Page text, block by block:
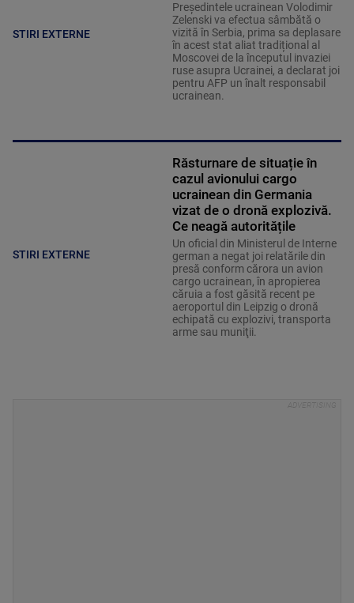
STIRI EXTERNE
Președintele ucrainean Volodimir
Zelenski va efectua sâmbătă o
vizită în Serbia, prima sa deplasare
în acest stat aliat tradițional al
Moscovei de la începutul invaziei
ruse asupra Ucrainei, a declarat joi
pentru AFP un înalt responsabil
ucrainean.
STIRI EXTERNE
Răsturnare de situație în
cazul avionului cargo
ucrainean din Germania
vizat de o dronă explozivă.
Ce neagă autoritățile
Un oficial din Ministerul de Interne
german a negat joi relatările din
presă conform cărora un avion
cargo ucrainean, în apropierea
căruia a fost găsită recent pe
aeroportul din Leipzig o dronă
echipată cu explozivi, transporta
arme sau muniţii.